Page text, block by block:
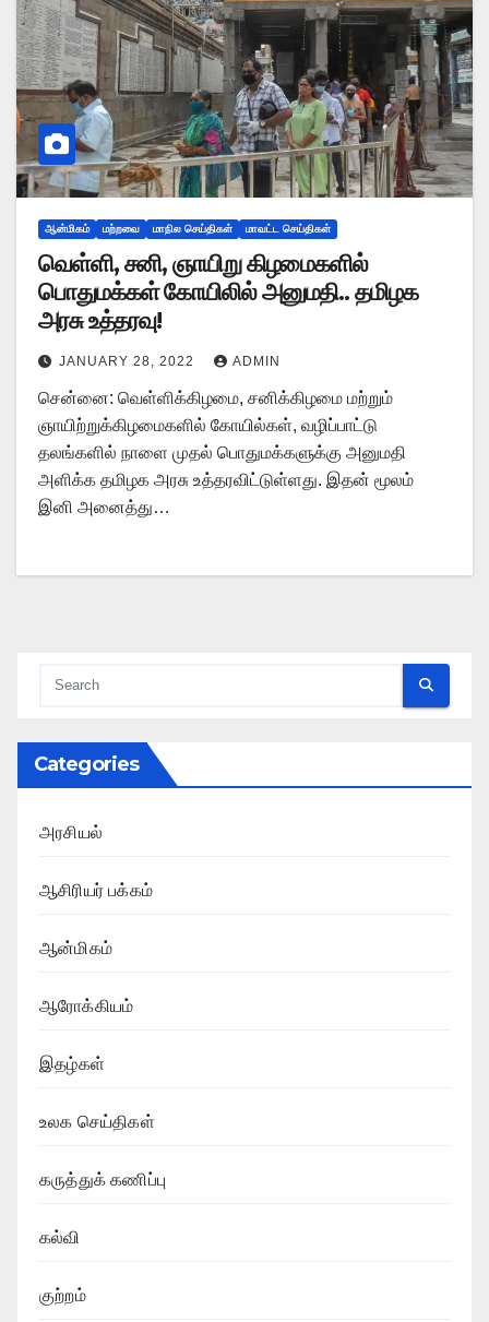
ஆன்மிகம் மற்றவை மாநில செய்திகள் மாவட்ட செய்திகள்
வெள்ளி, சனி, ஞாயிறு கிழமைகளில்
பொதுமக்கள் கோயிலில் அனுமதி.. தமிழக
அரசு உத்தரவு!
JANUARY 28, 2022 ADMIN
சென்னை: வெள்ளிக்கிழமை, சனிக்கிழமை மற்றும்
ஞாயிற்றுக்கிழமைகளில் கோயில்கள், வழிப்பாட்டு
தலங்களில் நாளை முதல் பொதுமக்களுக்கு அனுமதி
அளிக்க தமிழக அரசு உத்தரவிட்டுள்ளது. இதன் மூலம்
இனி அனைத்து…
Categories
அரசியல்
ஆசிரியர் பக்கம்
ஆன்மிகம்
ஆரோக்கியம்
இதழ்கள்
உலக செய்திகள்
கருத்துக் கணிப்பு
கல்வி
குற்றம்